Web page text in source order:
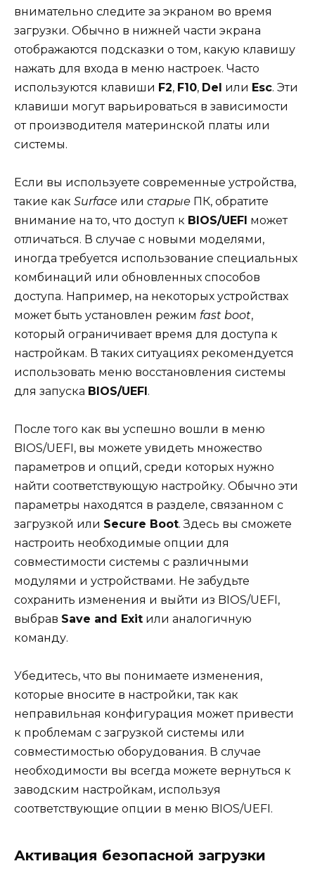
внимательно следите за экраном во время
загрузки. Обычно в нижней части экрана
отображаются подсказки о том, какую клавишу
нажать для входа в меню настроек. Часто
используются клавиши F2, F10, Del или Esc. Эти
клавиши могут варьироваться в зависимости
от производителя материнской платы или
системы.
Если вы используете современные устройства,
такие как Surface или старые ПК, обратите
внимание на то, что доступ к BIOS/UEFI может
отличаться. В случае с новыми моделями,
иногда требуется использование специальных
комбинаций или обновленных способов
доступа. Например, на некоторых устройствах
может быть установлен режим fast boot,
который ограничивает время для доступа к
настройкам. В таких ситуациях рекомендуется
использовать меню восстановления системы
для запуска BIOS/UEFI.
После того как вы успешно вошли в меню
BIOS/UEFI, вы можете увидеть множество
параметров и опций, среди которых нужно
найти соответствующую настройку. Обычно эти
параметры находятся в разделе, связанном с
загрузкой или Secure Boot. Здесь вы сможете
настроить необходимые опции для
совместимости системы с различными
модулями и устройствами. Не забудьте
сохранить изменения и выйти из BIOS/UEFI,
выбрав Save and Exit или аналогичную
команду.
Убедитесь, что вы понимаете изменения,
которые вносите в настройки, так как
неправильная конфигурация может привести
к проблемам с загрузкой системы или
совместимостью оборудования. В случае
необходимости вы всегда можете вернуться к
заводским настройкам, используя
соответствующие опции в меню BIOS/UEFI.
Активация безопасной загрузки